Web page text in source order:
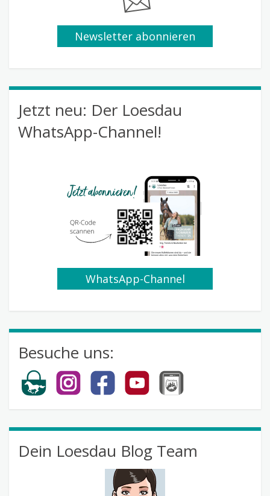
Newsletter abonnieren
Jetzt neu: Der Loesdau
WhatsApp-Channel!
WhatsApp-Channel
Besuche uns:
Dein Loesdau Blog Team